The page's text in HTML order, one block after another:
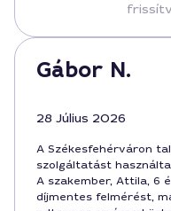
Gábor N.
28 Július 2026
A Székesfehérváron
szolgáltatást
A szakember, Attila, 6
díjmentes felmérést,